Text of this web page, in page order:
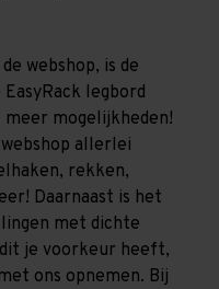
webshop, is de
legbord
mogelijkheden!
allerlei
rekken,
Daarnaast is het
met dichte
je voorkeur heeft,
ons opnemen. Bij